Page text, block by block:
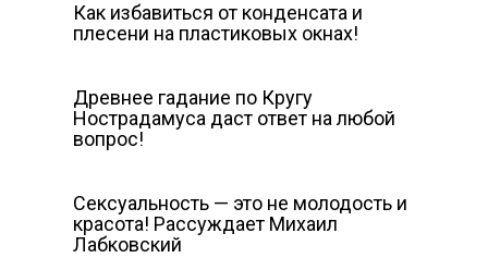
Как избавиться от конденсата и
плесени на пластиковых окнах!
Древнее гадание по Кругу
Нострадамуса даст ответ на любой
вопрос!
Сексуальность — это не молодость и
красота! Рассуждает Михаил
Лабковский